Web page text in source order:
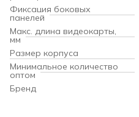
Фиксация боковых
панелей
Макс. длина видеокарты,
мм
Размер корпуса
Минимальное количество
оптом
Бренд